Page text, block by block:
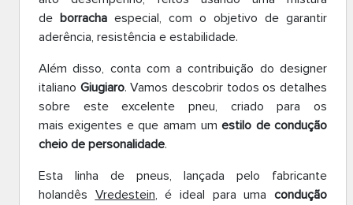
de borrachaespecial, com o objetivo de garantir
aderência, resistência e estabilidade.
Além disso, conta com a contribuição do designer
italiano Giugiaro. Vamos descobrir todos os detalhes
sobre este excelente pneu, criado para os
mais exigentes e que amam umestilo de condução
cheio de personalidade.
Esta linha de pneus, lançada pelo fabricante
holandês Vredestein, é ideal para umacondução